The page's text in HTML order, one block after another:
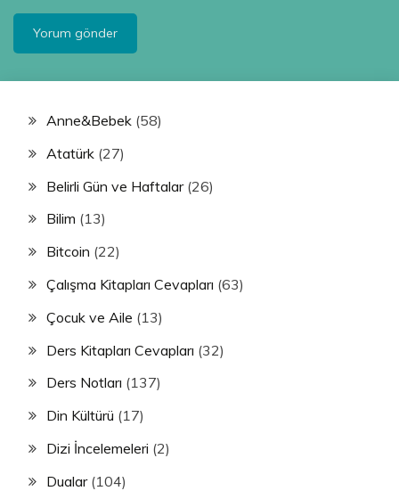
Anne&Bebek (58)
Atatürk (27)
Belirli Gün ve Haftalar(26)
Bilim (13)
Bitcoin (22)
Çalışma Kitapları Cevapları (63)
Çocuk ve Aile (13)
Ders Kitapları Cevapları (32)
Ders Notları (137)
Din Kültürü (17)
Dizi İncelemeleri (2)
Dualar(104)